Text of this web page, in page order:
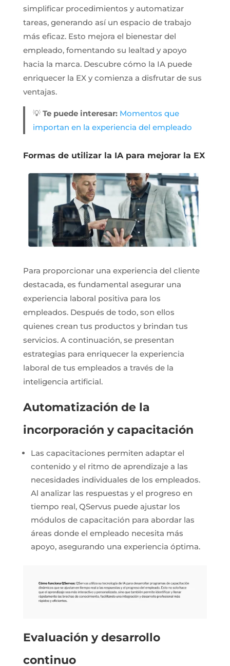
simplificar procedimientos y automatizar
tareas, generando así un espacio de trabajo
más eficaz. Esto mejora el bienestar del
empleado, fomentando su lealtad y apoyo
hacia la marca. Descubre cómo la IA puede
enriquecer la EX y comienza a disfrutar de sus
ventajas.
💡Te puede interesar: Momentos que
importan en la experiencia del empleado
Formas de utilizar la IA para mejorar la EX
Para proporcionar una experiencia del cliente
destacada, es fundamental asegurar una
experiencia laboral positiva para los
empleados. Después de todo, son ellos
quienes crean tus productos y brindan tus
servicios. A continuación, se presentan
estrategias para enriquecer la experiencia
laboral de tus empleados a través de la
inteligencia artificial.
Automatización de la
incorporación y capacitación
Las capacitaciones permiten adaptar el
contenido y el ritmo de aprendizaje a las
necesidades individuales de los empleados.
Al analizar las respuestas y el progreso en
tiempo real, QServus puede ajustar los
módulos de capacitación para abordar las
áreas donde el empleado necesita más
apoyo, asegurando una experiencia óptima.
Evaluación y desarrollo
continuo